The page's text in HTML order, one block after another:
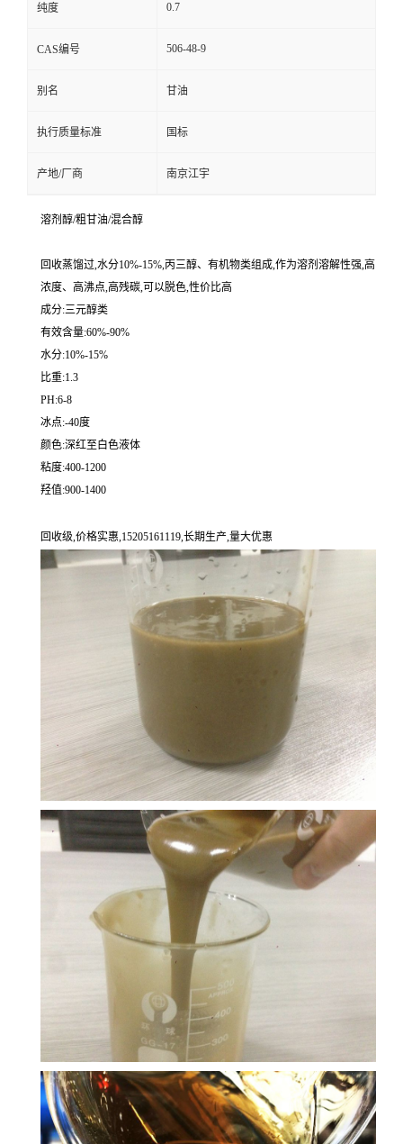
纯度 0.7
CAS编号 506-48-9
别名 甘油
执行质量标准 国标
产地/厂商 南京江宇
溶剂醇/粗甘油/混合醇
回收蒸馏过,水分10%-15%,丙三醇、有机物类组成,作为溶剂溶解性强,高
浓度、高沸点,高残碳,可以脱色,性价比高
成分:三元醇类
有效含量:60%-90%
水分:10%-15%
比重:1.3
PH:6-8
冰点:-40度
颜色:深红至白色液体
粘度:400-1200
羟值:900-1400
回收级,价格实惠,15205161119,长期生产,量大优惠